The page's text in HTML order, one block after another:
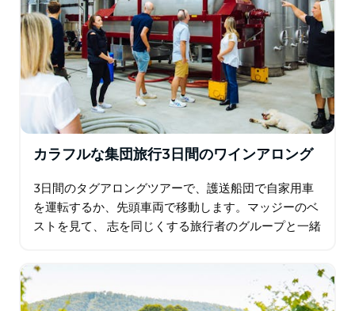
カラフルな集団旅行3日間のワインアロング
3日間のタグアロングツアーで、護送船団で自家用車
を運転するか、先頭車両で移動します。マッジーのベ
ストを見て、 志を同じくする旅行者のグループと一緒
す。